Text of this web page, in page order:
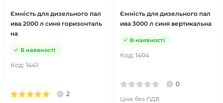
Ємність для дизельного пал
ива 2000 л синя горизонталь
на
Код: 1441
В наявності
2
Ємність для дизельного пал
ива 3000 л синя вертикальна
Код: 1404
В наявності
0
Ціна: без ПДВ